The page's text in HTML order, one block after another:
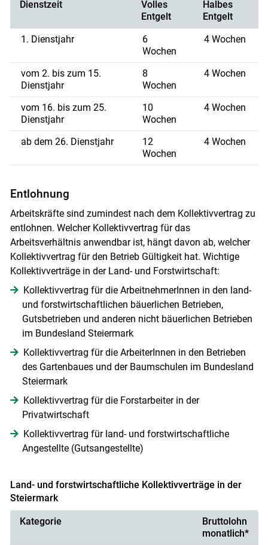
Dienstzeit
Volles
Entgelt
Halbes
Entgelt
1. Dienstjahr
6
Wochen
4 Wochen
vom 2. bis zum 15.
Dienstjahr
8
Wochen
4 Wochen
vom 16. bis zum 25.
Dienstjahr
10
Wochen
4 Wochen
ab dem 26. Dienstjahr
12
Wochen
4 Wochen
Entlohnung
Arbeitskräfte sind zumindest nach dem Kollektivvertrag zu
entlohnen. Welcher Kollektivvertrag für das
Arbeitsverhältnis anwendbar ist, hängt davon ab, welcher
Kollektivvertrag für den Betrieb Gültigkeit hat. Wichtige
Kollektivverträge in der Land- und Forstwirtschaft:
Kollektivvertrag für die ArbeitnehmerInnen in den land-
und forstwirtschaftlichen bäuerlichen Betrieben,
Gutsbetrieben und anderen nicht bäuerlichen Betrieben
im Bundesland Steiermark
Kollektivvertrag für die ArbeiterInnen in den Betrieben
des Gartenbaues und der Baumschulen im Bundesland
Steiermark
Kollektivvertrag für die Forstarbeiter in der
Privatwirtschaft
Kollektivvertrag für land- und forstwirtschaftliche
Angestellte (Gutsangestellte)
Land- und forstwirtschaftliche Kollektivverträge in der
Steiermark
Kategorie
Bruttolohn
monatlich*